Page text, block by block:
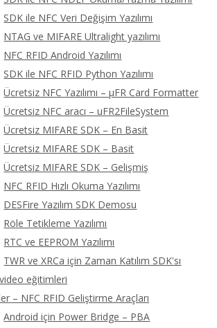
SDK ile NFC Veri Değişim Yazılımı
NTAG ve MIFARE Ultralight yazılımı
NFC RFID Android Yazılımı
SDK ile NFC RFID Python Yazılımı
Ücretsiz NFC Yazılımı – μFR Card Formatter
Ücretsiz NFC aracı – uFR2FileSystem
Ücretsiz MIFARE SDK – En Basit
Ücretsiz MIFARE SDK – Basit
Ücretsiz MIFARE SDK – Gelişmiş
NFC RFID Hızlı Okuma Yazılımı
DESFire Yazılım SDK Demosu
Röle Tetikleme Yazılımı
RTC ve EEPROM Yazılımı
TWR ve XRCa için Zaman Katılım SDK'sı
eğitimleri
– NFC RFID Geliştirme Araçları
Android için Power Bridge – PBA